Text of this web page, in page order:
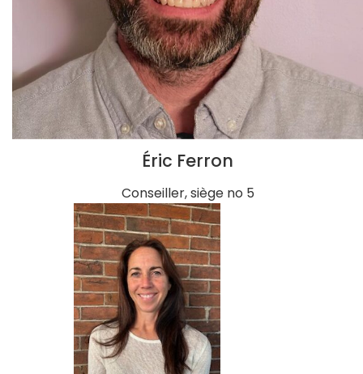
Éric Ferron
Conseiller, siège no 5